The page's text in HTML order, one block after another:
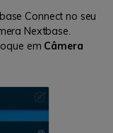
Connect no seu
Nextbase.
em Câmera